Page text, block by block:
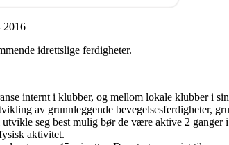
2016
idrettslige ferdigheter.
internt i klubber, og mellom lokale klubber i
av grunnleggende bevegelsesferdigheter,
seg best mulig bør de være aktive 2
aktivitet.